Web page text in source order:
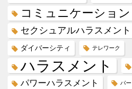
コミュニケーション
セクシュアルハラスメント
ダイバーシティ テレワーク
ハラスメント
パワーハラスメント パー